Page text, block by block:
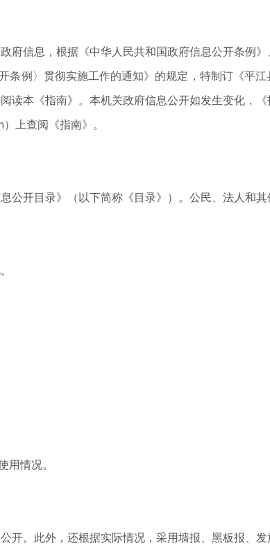
府信息，根据《中华人民共和国政府信息公开条例
例〉贯彻实施工作的通知》的规定，特制订《平
本《指南》。本机关政府信息公开如发生变化，《
上查阅《指南》。
开目录》（以下简称《目录》）。公民、法人和
用情况。
。此外，还根据实际情况，采用墙报、黑板报、发